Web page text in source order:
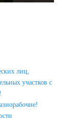
лиц,
участков с